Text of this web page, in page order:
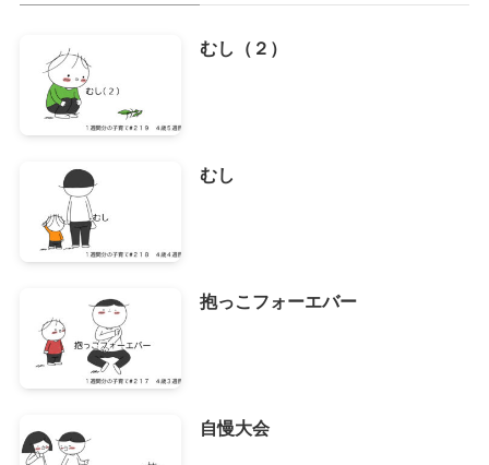
むし（２）
むし
抱っこフォーエバー
自慢大会